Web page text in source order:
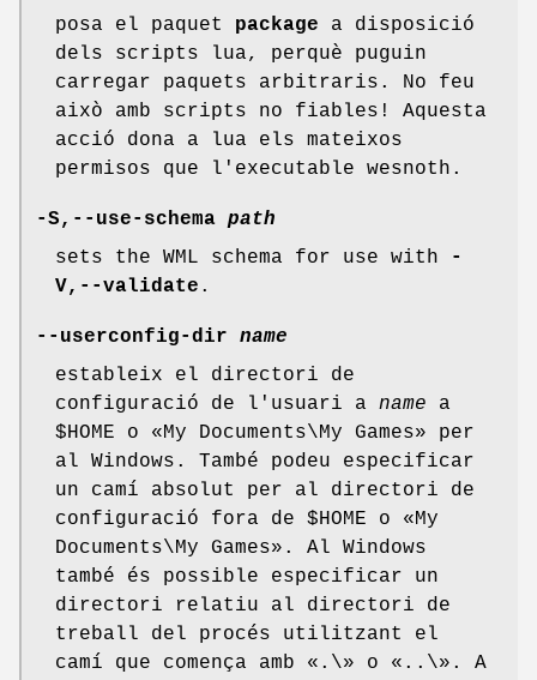
posa el paquet package a disposició
dels scripts lua, perquè puguin
carregar paquets arbitraris. No feu
això amb scripts no fiables! Aquesta
acció dona a lua els mateixos
permisos que l'executable wesnoth.
-S,--use-schema path
sets the WML schema for use with
-
V,--validate .
--userconfig-dir name
estableix el directori de
configuració de l'usuari a name a
$HOME o «My Documents\My Games» per
al Windows. També podeu especificar
un camí absolut per al directori de
configuració fora de $HOME o «My
Documents\My Games». Al Windows
també és possible especificar un
directori relatiu al directori de
treball del procés utilitzant el
camí que comença amb «.\» o «..\». A